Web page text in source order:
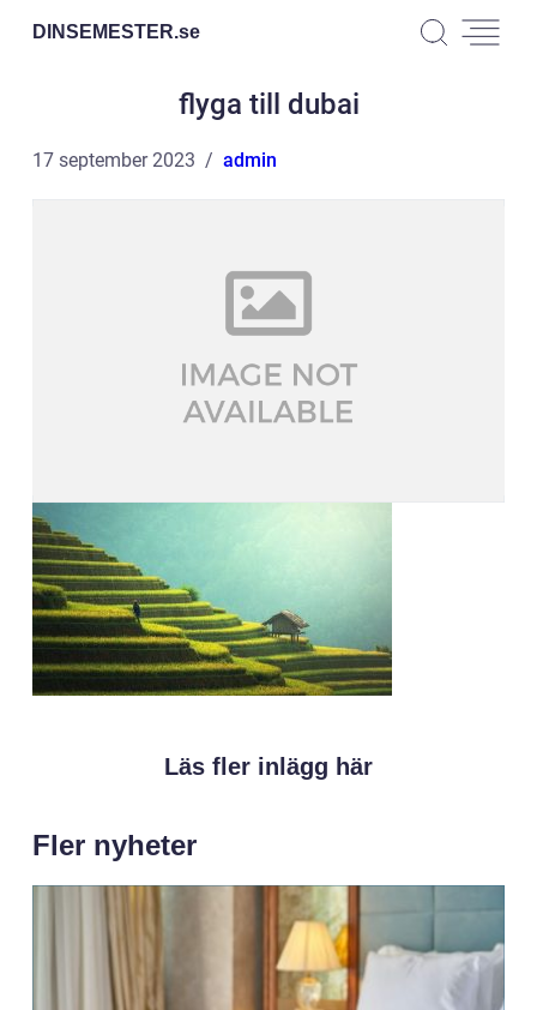
DINSEMESTER.se
flyga till dubai
17 september 2023 admin
Läs fler inlägg här
Fler nyheter